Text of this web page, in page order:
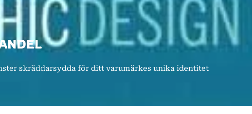
skräddarsydda för ditt varumärkes unika identitet